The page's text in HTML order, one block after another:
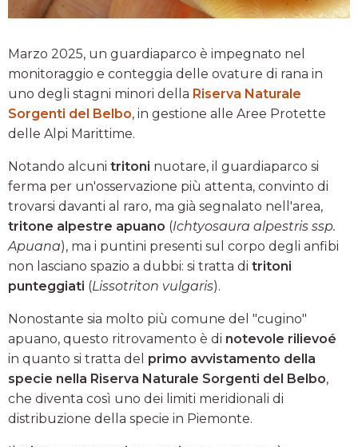
Marzo 2025, un guardiaparco è impegnato nel
monitoraggio e conteggia delle ovature di rana in
uno degli stagni minori della Riserva Naturale
Sorgenti del Belbo, in gestione alle Aree Protette
delle Alpi Marittime.
Notando alcuni tritoni nuotare, il guardiaparco si
ferma per un'osservazione più attenta, convinto di
trovarsi davanti al raro, ma già segnalato nell'area,
tritone alpestre apuano (Ichtyosaura alpestris ssp.
Apuana), ma i puntini presenti sul corpo degli anfibi
non lasciano spazio a dubbi: si tratta di tritoni
punteggiati (Lissotriton vulgaris).
Nonostante sia molto più comune del "cugino"
apuano, questo ritrovamento è di notevole rilievoé
in quanto si tratta del primo avvistamento della
specie nella Riserva Naturale Sorgenti del Belbo,
che diventa così uno dei limiti meridionali di
distribuzione della specie in Piemonte.